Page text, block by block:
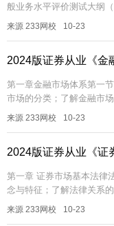
般业务水平评价测试大纲
资本市场“1+N”政策体系相
来源 233网校 10-23
2024版证券从业《金
第一章金融市场体系第一
市场的分类；了解金融市
资与间接融资的概念、特
来源 233网校 10-23
2024版证券从业《证
第一章 证券市场基本法律
念与特征；了解法律关系
法律法规体系的主要层级
来源 233网校 10-23